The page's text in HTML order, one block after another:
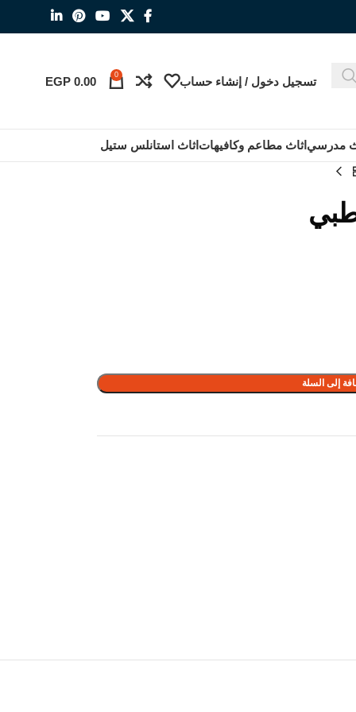
تسجيل دخول / إنشاء حساب 0
EGP 0.00
مدرسي اثاث مطاعم وكافيهات اثاث استانلس ستيل
إلى السلة